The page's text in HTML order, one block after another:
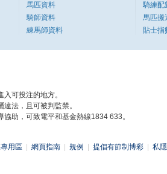
馬匹資料
騎師資料
練馬師資料
騎練配
馬匹搬
貼士指
可投注的地方。
法，且可被判監禁。
助，可致電平和基金熱線1834 633。
用區 網頁指南 規例 提倡有節制博彩 私